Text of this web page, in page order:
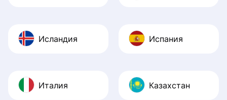
Исландия Испания
Италия Казахстан